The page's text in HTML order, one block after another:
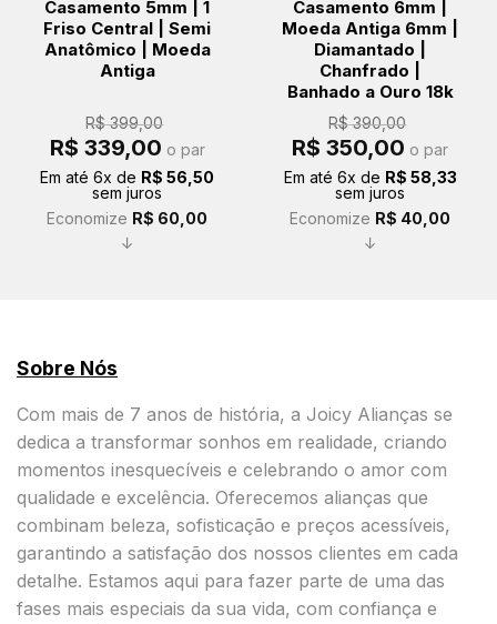
Casamento 5mm | 1
Friso Central | Semi
Anatômico | Moeda
Antiga
R$399,00
O
preço
era:
R$ 399,00.
R$ 339,00preço
é:
R$ 339,00.
o par
Em até 6x de R$ 56,50
sem juros
Economize R$ 60,00
↓
Casamento 6mm |
Moeda Antiga 6mm |
Diamantado |
Chanfrado |
Banhado a Ouro 18k
R$390,00
O
preço
era:
R$ 390,00.
R$ 350,00 preço
é:
o par
Em até 6x de R$ 58,33
sem juros
Economize R$ 40,00
↓
Sobre Nós
Com mais de 7 anos de história, a Joicy Alianças se
dedica a transformar sonhos em realidade, criando
momentos inesquecíveis e celebrando o amor com
qualidade e excelência. Oferecemos alianças que
combinam beleza, sofisticação e preços acessíveis,
garantindo a satisfação dos nossos clientes em cada
detalhe. Estamos aqui para fazer parte de uma das
fases mais especiais da sua vida, com confiança e